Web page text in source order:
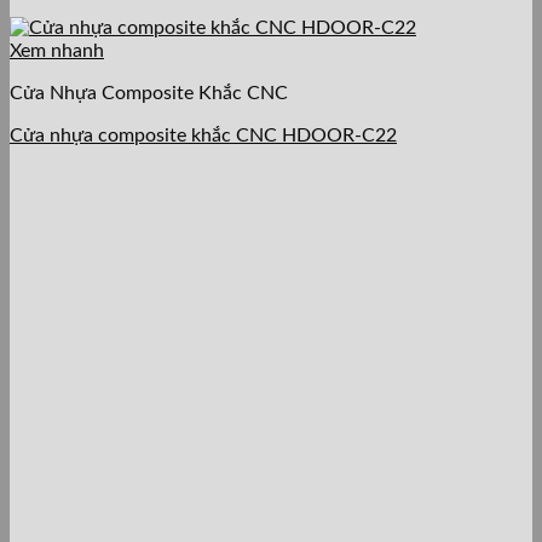
Xem nhanh
Cửa Nhựa Composite Khắc CNC
Cửa nhựa composite khắc CNC HDOOR-C22